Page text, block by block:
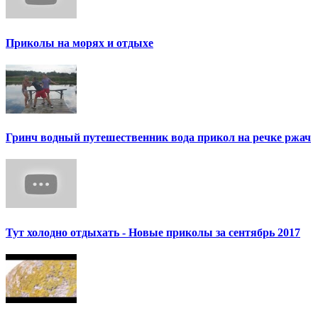
Приколы на морях и отдыхе
Гринч водный путешественник вода прикол на речке ржач
Тут холодно отдыхать - Новые приколы за сентябрь 2017